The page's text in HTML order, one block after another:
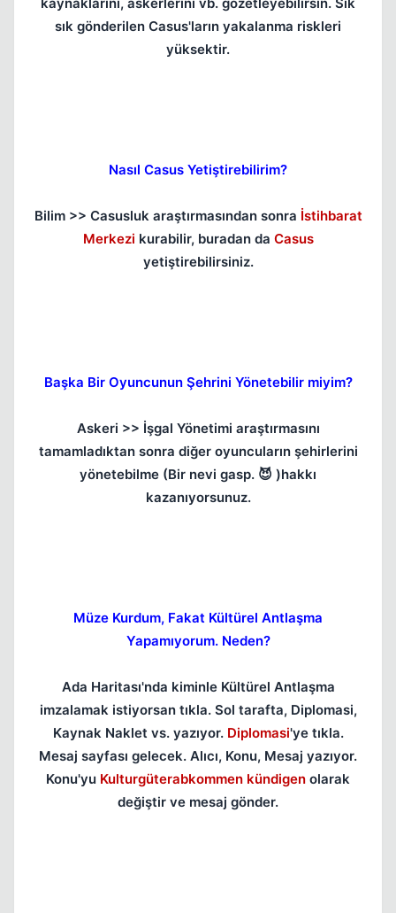
sık gönderilen Casus'ların yakalanma riskleri
yüksektir.
Nasıl Casus Yetiştirebilirim?
Bilim >> Casusluk araştırmasından sonra İstihbarat
Merkezi kurabilir, buradan da Casus
yetiştirebilirsiniz.
Başka Bir Oyuncunun Şehrini Yönetebilir miyim?
Askeri >> İşgal Yönetimi araştırmasını
tamamladıktan sonra diğer oyuncuların şehirlerini
yönetebilme (Bir nevi gasp. 😈 )hakkı
kazanıyorsunuz.
Müze Kurdum, Fakat Kültürel Antlaşma
Yapamıyorum. Neden?
Ada Haritası'nda kiminle Kültürel Antlaşma
imzalamak istiyorsan tıkla. Sol tarafta, Diplomasi,
Kaynak Naklet vs. yazıyor. Diplomasi'ye tıkla.
Mesaj sayfası gelecek. Alıcı, Konu, Mesaj yazıyor.
Konu'yu Kulturgüterabkommen kündigen olarak
değiştir ve mesaj gönder.